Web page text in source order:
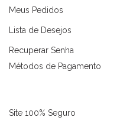
Meus Pedidos
Lista de Desejos
Recuperar Senha
Métodos de Pagamento
Site 100% Seguro